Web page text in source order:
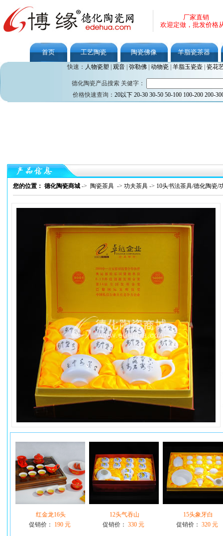
厂家直销
欢迎定做，批发价格
首页 工艺陶瓷 陶瓷佛像 羊脂瓷茶器
快速： 人物瓷塑 观音| 弥勒佛| 动物瓷| 羊脂玉瓷壶| 瓷花
德化陶瓷产品搜索 关健字：
价格快速查询： 20以下 20-30 30-50 50-100 100-200 200-
您的位置： 德化陶瓷商城 -> 陶瓷茶具 -> 功夫茶具 -> 10头书法茶具/德化陶瓷/
红金龙16头
促销价：
190 元
12头气吞山
促销价： 330 元
15头象牙白
促销价： 320 元